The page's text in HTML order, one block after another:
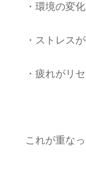
・環境の変
・ストレス
・疲れがリ
これが重な
お問い合わせ